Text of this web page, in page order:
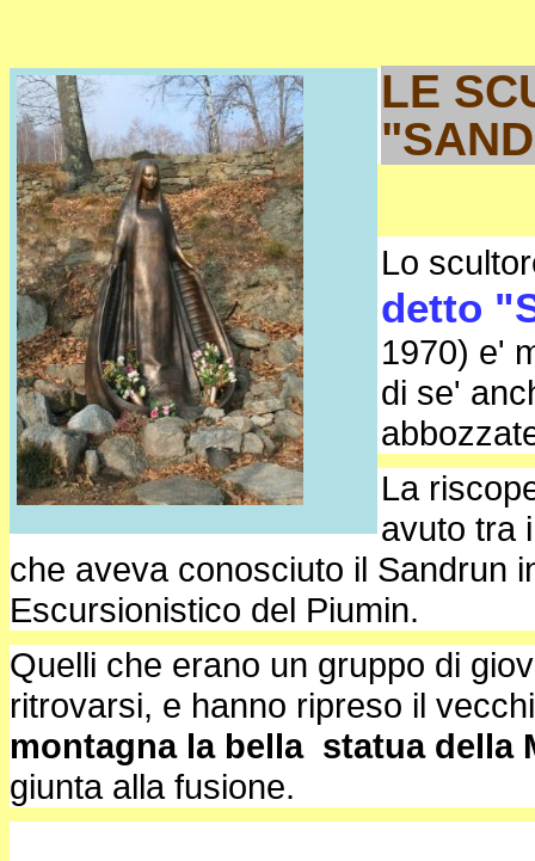
LE
Lo
detto
1970) e'
di se'
La
avuto tra
che aveva conosciuto il Sandrun
Escursionistico del Piumin.
Quelli che erano un gruppo di
ritrovarsi, e hanno ripreso il
montagna la bella statua della
giunta alla fusione.